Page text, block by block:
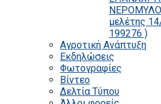
μελέτης
199276 )
Αγροτική Ανάπτυξη
Εκδηλώσεις
Φωτογραφίες
Βίντεο
Δελτία Τύπου